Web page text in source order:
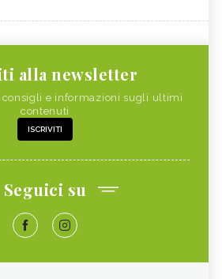
alla newsletter
consigli e informazioni sugli ultimi
contenuti
ISCRIVITI
Seguici su